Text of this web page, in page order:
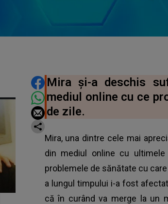
DISTRIBUIE ARTICOLUL
Mira și-a deschis
mediul online cu ce
de zile.
Mira, una dintre cele mai
din mediul online cu
problemele de sănătate cu
a lungul timpului i-a fost
că în curând va merge la un